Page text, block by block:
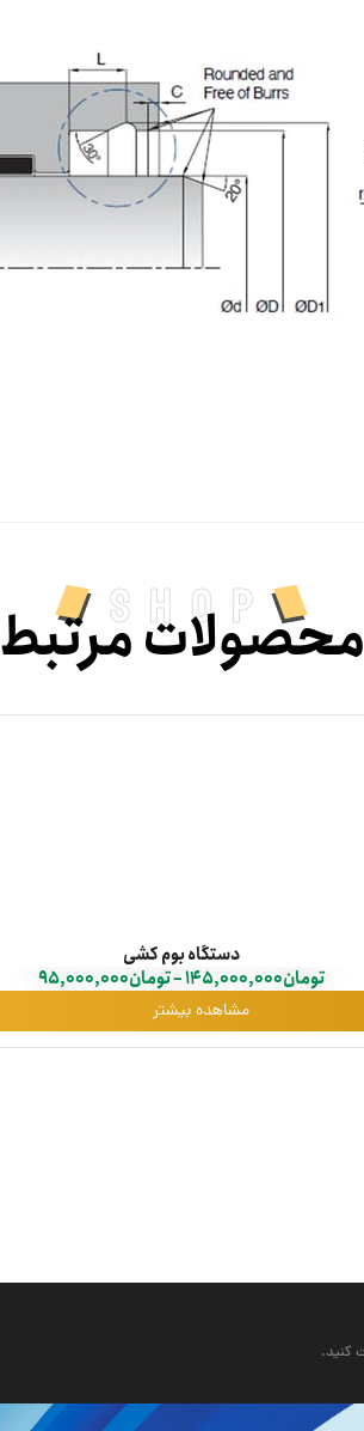
shop
محصولات مرتبط
دستگاه بوم کشی
تومان145,000,000
–تومان95,000,000
مشاهده بیشتر
کنید.